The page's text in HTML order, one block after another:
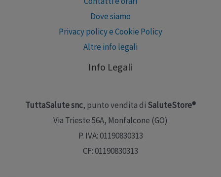
Dove siamo
Privacy policy e Cookie Policy
Altre info legali
Info Legali
TuttaSalute snc, punto vendita di SaluteStore®
Via Trieste 56A, Monfalcone (GO)
P. IVA: 01190830313
CF: 01190830313